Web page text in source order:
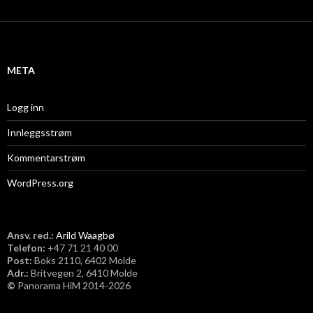
i
META
Logg inn
Innleggsstrøm
Kommentarstrøm
WordPress.org
Ansv. red.: Arild Waagbø
Telefon: ​+47 71 21 40 00
Post: Boks 2110, 6402 Molde
Adr.: Britvegen 2, 6410 Molde
© Panorama HiM 2014-2026